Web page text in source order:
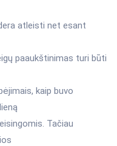
atleisti net esant
paaukštinimas turi būti
kaip buvo
Tačiau